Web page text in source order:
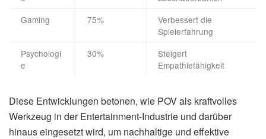
Gaming
75%
Verbessert die
Spielerfahrung
Psychologi
e
30%
Steigert
Empathiefähigkeit
Diese Entwicklungen betonen, wie POV als kraftvolles
Werkzeug in der Entertainment-Industrie und darüber
hinaus eingesetzt wird, um nachhaltige und effektive